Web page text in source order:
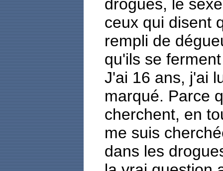
drogues, le
ceux qui disent
rempli de
qu'ils se
J'ai 16 ans, j'ai
marqué. Parce
cherchent, en
me suis
dans les